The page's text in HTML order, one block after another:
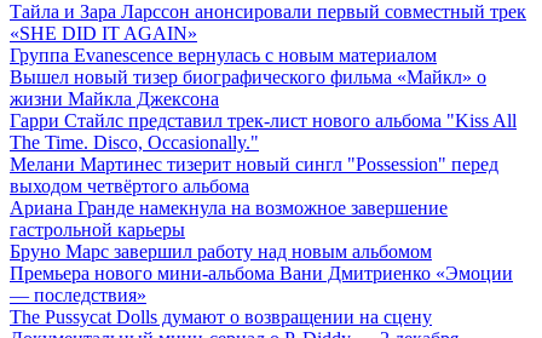
Тайла и Зара Ларссон анонсировали первый совместный трек
«SHE DID IT AGAIN»
Группа Evanescence вернулась с новым материалом
Вышел новый тизер биографического фильма «Майкл» о
жизни Майкла Джексона
Гарри Стайлс представил трек-лист нового альбома "Kiss All
The Time. Disco, Occasionally."
Мелани Мартинес тизерит новый сингл "Possession" перед
выходом четвёртого альбома
Ариана Гранде намекнула на возможное завершение
гастрольной карьеры
Бруно Марс завершил работу над новым альбомом
Премьера нового мини-альбома Вани Дмитриенко «Эмоции
— последствия»
The Pussycat Dolls думают о возвращении на сцену